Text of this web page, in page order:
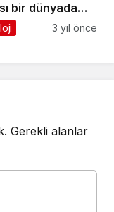
bir dünyada
atılın – Şimdi
3 yıl önce
Gerekli alanlar